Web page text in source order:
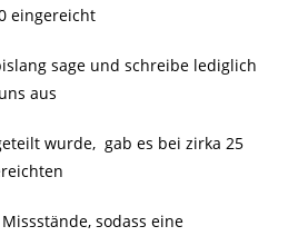
eingereicht
sage und schreibe lediglich
aus
wurde, gab es bei zirka 25
sodass eine